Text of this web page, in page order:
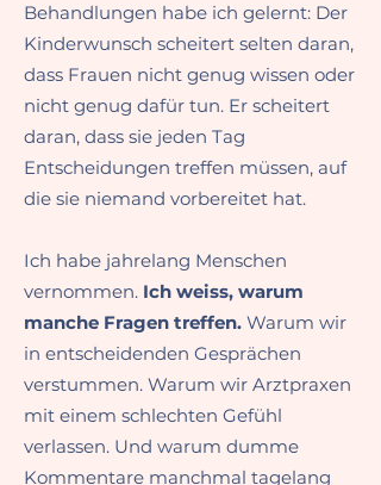
Behandlungen habe ich gelernt: Der
Kinderwunsch scheitert selten daran,
dass Frauen nicht genug wissen oder
nicht genug dafür tun. Er scheitert
daran, dass sie jeden Tag
Entscheidungen treffen müssen, auf
die sie niemand vorbereitet hat.
Ich habe jahrelang Menschen
vernommen. Ich weiss, warum
manche Fragen treffen. Warum wir
in entscheidenden Gesprächen
verstummen. Warum wir Arztpraxen
mit einem schlechten Gefühl
verlassen. Und warum dumme
Kommentare manchmal tagelang